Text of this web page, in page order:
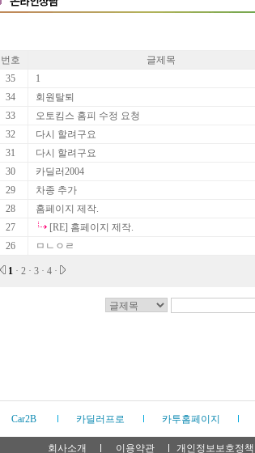
번호
글제목
35
1
34
회원탈퇴
33
오토킴스 홈피 수정 요청
32
다시 할려구요
31
다시 할려구요
30
카딜러2004
29
차종 추가
28
홈페이지 제작.
27
[RE] 홈페이지 제작.
26
ㅁㄴㅇㄹ
1 · 2 · 3 · 4 ·
Car2B 카딜러프로 카투홈페이지
회사소개 이용약관 개인정보보호정책